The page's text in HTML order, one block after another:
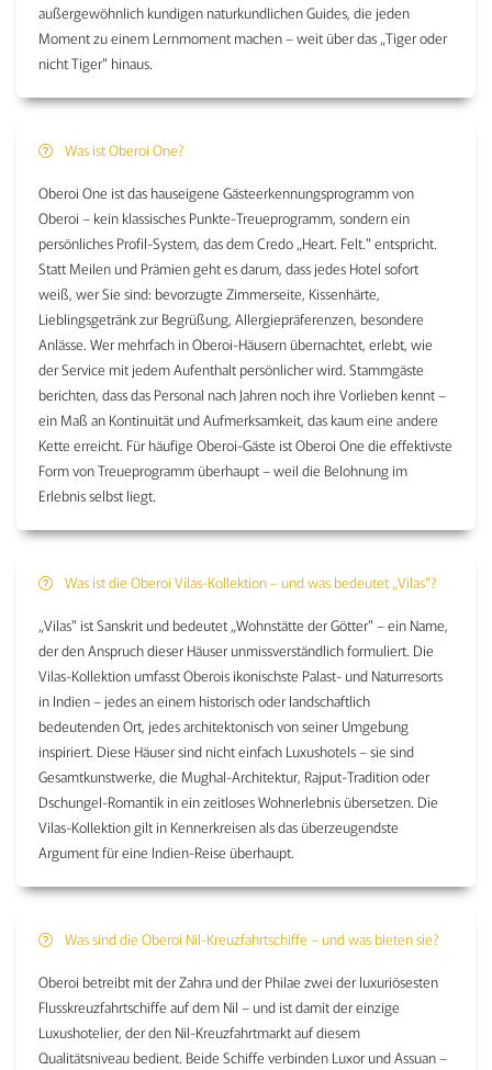
außergewöhnlich kundigen naturkundlichen Guides, die jeden
Moment zu einem Lernmoment machen – weit über das „Tiger oder
nicht Tiger" hinaus.
Was ist Oberoi One?
Oberoi One ist das hauseigene Gästeerkennungsprogramm von
Oberoi – kein klassisches Punkte-Treueprogramm, sondern ein
persönliches Profil-System, das dem Credo „Heart. Felt." entspricht.
Statt Meilen und Prämien geht es darum, dass jedes Hotel sofort
weiß, wer Sie sind: bevorzugte Zimmerseite, Kissenhärte,
Lieblingsgetränk zur Begrüßung, Allergiepräferenzen, besondere
Anlässe. Wer mehrfach in Oberoi-Häusern übernachtet, erlebt, wie
der Service mit jedem Aufenthalt persönlicher wird. Stammgäste
berichten, dass das Personal nach Jahren noch ihre Vorlieben kennt –
ein Maß an Kontinuität und Aufmerksamkeit, das kaum eine andere
Kette erreicht. Für häufige Oberoi-Gäste ist Oberoi One die effektivste
Form von Treueprogramm überhaupt – weil die Belohnung im
Erlebnis selbst liegt.
Was ist die Oberoi Vilas-Kollektion – und was bedeutet „Vilas"?
„Vilas" ist Sanskrit und bedeutet „Wohnstätte der Götter" – ein Name,
der den Anspruch dieser Häuser unmissverständlich formuliert. Die
Vilas-Kollektion umfasst Oberois ikonischste Palast- und Naturresorts
in Indien – jedes an einem historisch oder landschaftlich
bedeutenden Ort, jedes architektonisch von seiner Umgebung
inspiriert. Diese Häuser sind nicht einfach Luxushotels – sie sind
Gesamtkunstwerke, die Mughal-Architektur, Rajput-Tradition oder
Dschungel-Romantik in ein zeitloses Wohnerlebnis übersetzen. Die
Vilas-Kollektion gilt in Kennerkreisen als das überzeugendste
Argument für eine Indien-Reise überhaupt.
Was sind die Oberoi Nil-Kreuzfahrtschiffe – und was bieten sie?
Oberoi betreibt mit der Zahra und der Philae zwei der luxuriösesten
Flusskreuzfahrtschiffe auf dem Nil – und ist damit der einzige
Luxushotelier, der den Nil-Kreuzfahrtmarkt auf diesem
Qualitätsniveau bedient. Beide Schiffe verbinden Luxor und Assuan –